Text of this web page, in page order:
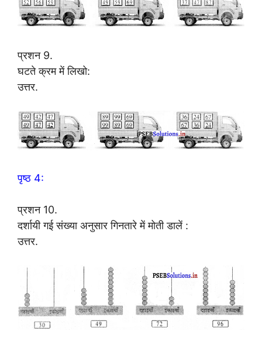
प्रशन 9.
घटते क्रम में लिखो:
उत्तर.
पृष्ठ 4:
प्रशन 10.
दर्शायी गई संख्या अनुसार गिनतारे में मोती डालें :
उत्तर.